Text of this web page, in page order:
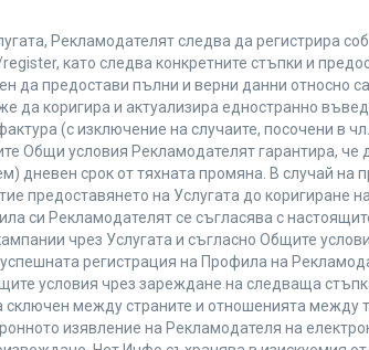
Рекламодателят следва да регистрира
като следва конкретните стъпки и
да предостави пълни и верни данни относно
да коригира и актуализира едностранно
(с изключение на случаите, посочени в
Общи условия Рекламодателят гарантира, че
дневен срок от тяхната промяна. В случай
предоставянето на Услугата до коригиране
си Рекламодателят се съгласява с
чрез Услугата и съгласно Общите
регистрация на Профила на
условия чрез зареждане на следваща
сключен между страните и отношенията между
изявление на Рекламодателя на